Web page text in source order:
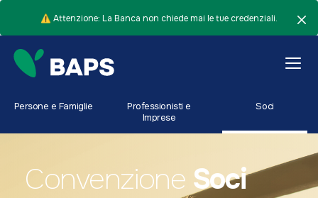
⚠️ Attenzione: La Banca non chiede mai le tue credenziali.
Persone e Famiglie
Professionisti e
Imprese
Soci
Convenzione Soci